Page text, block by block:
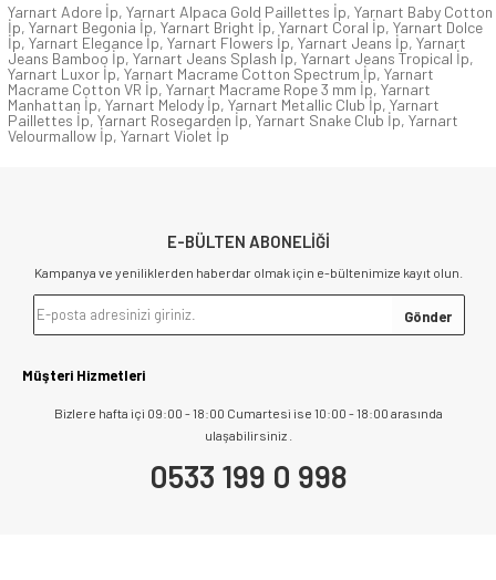
Yarnart Adore İp, Yarnart Alpaca Gold Paillettes İp, Yarnart Baby Cotton
İp, Yarnart Begonia İp, Yarnart Bright İp, Yarnart Coral İp, Yarnart Dolce
İp, Yarnart Elegance İp, Yarnart Flowers İp, Yarnart Jeans İp, Yarnart
Jeans Bamboo İp, Yarnart Jeans Splash İp, Yarnart Jeans Tropical İp,
Yarnart Luxor İp, Yarnart Macrame Cotton Spectrum İp, Yarnart
Macrame Cotton VR İp, Yarnart Macrame Rope 3 mm İp, Yarnart
Manhattan İp, Yarnart Melody İp, Yarnart Metallic Club İp, Yarnart
Paillettes İp, Yarnart Rosegarden İp, Yarnart Snake Club İp, Yarnart
Velourmallow İp, Yarnart Violet İp
E-BÜLTEN ABONELİĞİ
Kampanya ve yeniliklerden haberdar olmak için e-bültenimize kayıt olun.
Müşteri Hizmetleri
Bizlere hafta içi 09:00 - 18:00 Cumartesi ise 10:00 - 18:00 arasında
ulaşabilirsiniz .
0533 199 0 998